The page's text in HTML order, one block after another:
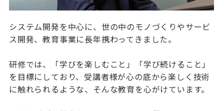
システム開発を中心に、世の中のモノづくりやサービ
ス開発、教育事業に長年携わってきました。
研修では、「学びを楽しむこと」「学び続けること」
を目標にしており、受講者様が心の底から楽しく技術
に触れられるような、そんな教育を心がけています。